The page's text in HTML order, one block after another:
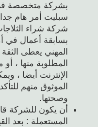
بشركة متخصصة في
سبليت أمر هام
شركة شراء
بسابقة أعمال في
المهني يعطى
المطلوبة منها ،
الإنترنت أيضا ،
الموثوق منهم
وصحتها.
أن يكون للشركة
المستعملة : بعد